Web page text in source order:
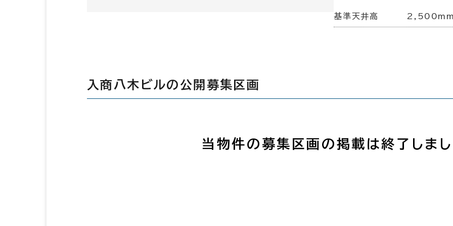
基準天井高
入商八木ビルの公開募集区画
当物件の募集区画の掲載は終了しまし